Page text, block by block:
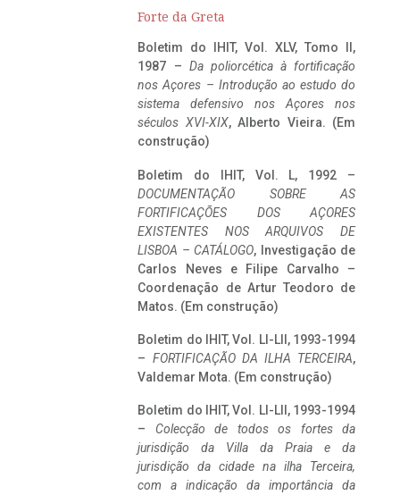
Forte da Greta
Boletim do IHIT, Vol. XLV, Tomo II,
1987 – Da poliorcética à fortificação
nos Açores – Introdução ao estudo do
sistema defensivo nos Açores nos
séculos XVI-XIX, Alberto Vieira. (Em
construção)
Boletim do IHIT, Vol. L, 1992 –
DOCUMENTAÇÃO SOBRE AS
FORTIFICAÇÕES DOS AÇORES
EXISTENTES NOS ARQUIVOS DE
LISBOA – CATÁLOGO, Investigação de
Carlos Neves e Filipe Carvalho –
Coordenação de Artur Teodoro de
Matos. (Em construção)
Boletim do IHIT, Vol. LI-LII, 1993-1994
– FORTIFICAÇÃO DA ILHA TERCEIRA,
Valdemar Mota. (Em construção)
Boletim do IHIT, Vol. LI-LII, 1993-1994
– Colecção de todos os fortes da
jurisdição da Villa da Praia e da
jurisdição da cidade na ilha Terceira,
com a indicação da importância da